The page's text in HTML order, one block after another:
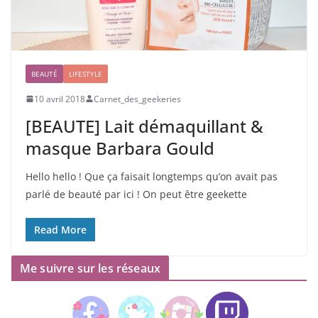
BEAUTÉ LIFESTYLE
10 avril 2018 Carnet_des_geekeries
[BEAUTE] Lait démaquillant &
masque Barbara Gould
Hello hello ! Que ça faisait longtemps qu’on avait pas
parlé de beauté par ici ! On peut être geekette
Read More
Me suivre sur les réseaux